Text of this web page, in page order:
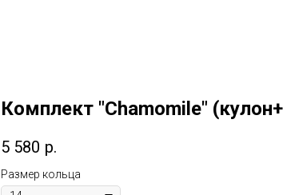
Комплект "Chamomile"
5 580 р.
Размер кольца